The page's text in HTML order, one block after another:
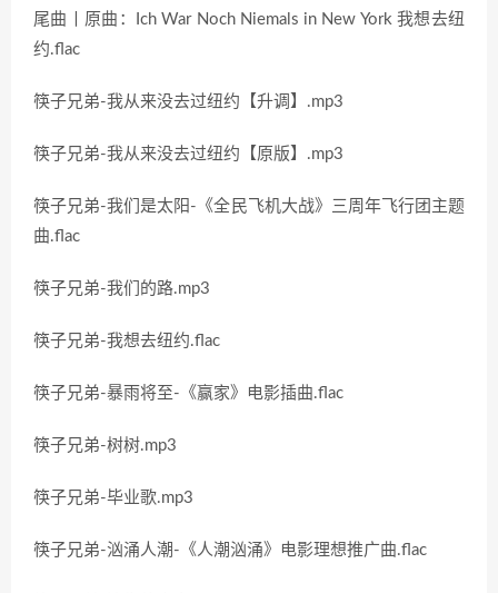
尾曲丨原曲：Ich War Noch Niemals in New York 我想去纽
约.flac
筷子兄弟-我从来没去过纽约【升调】.mp3
筷子兄弟-我从来没去过纽约【原版】.mp3
筷子兄弟-我们是太阳-《全民飞机大战》三周年飞行团主题
曲.flac
筷子兄弟-我们的路.mp3
筷子兄弟-我想去纽约.flac
筷子兄弟-暴雨将至-《赢家》电影插曲.flac
筷子兄弟-树树.mp3
筷子兄弟-毕业歌.mp3
筷子兄弟-汹涌人潮-《人潮汹涌》电影理想推广曲.flac